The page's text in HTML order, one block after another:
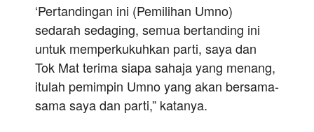
‘Pertandingan ini (Pemilihan Umno)
sedarah sedaging, semua bertanding ini
untuk memperkukuhkan parti, saya dan
Tok Mat terima siapa sahaja yang menang,
itulah pemimpin Umno yang akan bersama-
sama saya dan parti,” katanya.